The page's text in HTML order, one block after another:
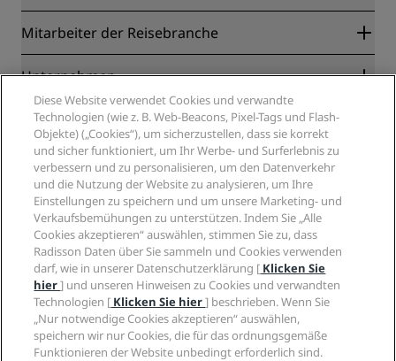
Radisson Rewards
Blog
Neue und aufstrebende Hotels
Radisson Hotels APP
„Sports Approved“-Hotels
Familienfreundliche Hotels
Gesundheit & Sicherheit
Mitarbeiter der Reisebranche
Partner
Reisebüros
Unternehmen
Radisson Hotel Group
Medien
Karriere RHG
Karriere PPHE
Karrieren EHL
The Club by RHG
Entwicklungsmöglichkeiten
Responsible Business – Unser Engagement
Einkauf
Rechtliches
Privacy Centre
Rechtliche Hinweise
Radisson Rewards Geschäftsbedingungen
Website-Nutzungsvereinbarung
Digitale Barrierefreiheit
Moderne Sklaverei – Erklärung
Hilfe
Verbrauchermeldungen
Kontakt
FAQ
Inhaltsübersicht
Soziale Medien
Marken von Radisson Hotels
Diese Website verwendet Cookies und verwandte
Technologien (wie z. B. Web-Beacons, Pixel-Tags und Flash-
Objekte) („Cookies“), um sicherzustellen, dass sie korrekt
und sicher funktioniert, um Ihr Werbe- und Surferlebnis zu
verbessern und zu personalisieren, um den Datenverkehr
und die Nutzung der Website zu analysieren, um Ihre
Einstellungen zu speichern und um unsere Marketing- und
Verkaufsbemühungen zu unterstützen. Indem Sie „Alle
Cookies akzeptieren“ auswählen, stimmen Sie zu, dass
Radisson Daten über Sie sammeln und Cookies verwenden
darf, wie in unserer Datenschutzerklärung [ Klicken Sie
hier] und unseren Hinweisen zu Cookies und verwandten
Technologien [ Klicken Sie hier] beschrieben. Wenn Sie
„Nur notwendige Cookies akzeptieren“ auswählen,
speichern wir nur Cookies, die für das ordnungsgemäße
Funktionieren der Website unbedingt erforderlich sind.